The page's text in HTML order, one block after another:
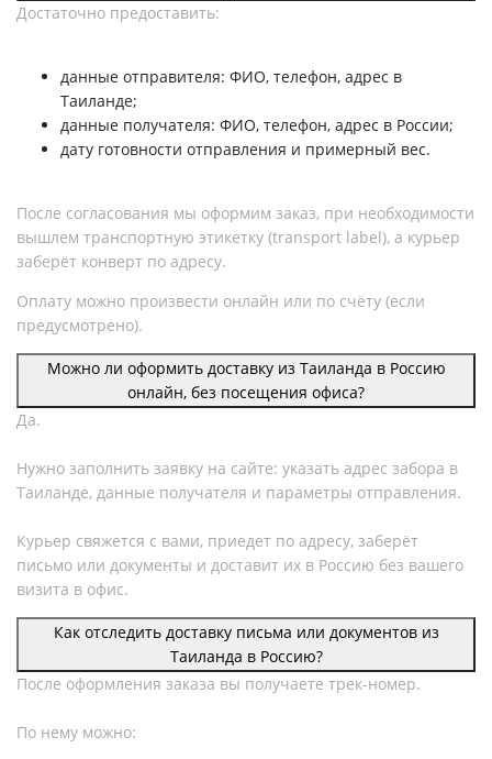
Достаточно предоставить:
данные отправителя: ФИО, телефон, адрес в
Таиланде;
данные получателя: ФИО, телефон, адрес в России;
дату готовности отправления и примерный вес.
После согласования мы оформим заказ, при необходимости
вышлем транспортную этикетку (transport label), а курьер
заберёт конверт по адресу.
Оплату можно произвести онлайн или по счёту (если
предусмотрено).
Можно ли оформить доставку из Таиланда в Россию
онлайн, без посещения офиса?
Да.
Нужно заполнить заявку на сайте: указать адрес забора в
Таиланде, данные получателя и параметры отправления.
Курьер свяжется с вами, приедет по адресу, заберёт
письмо или документы и доставит их в Россию без вашего
визита в офис.
Как отследить доставку письма или документов из
Таиланда в Россию?
После оформления заказа вы получаете трек-номер.
По нему можно: